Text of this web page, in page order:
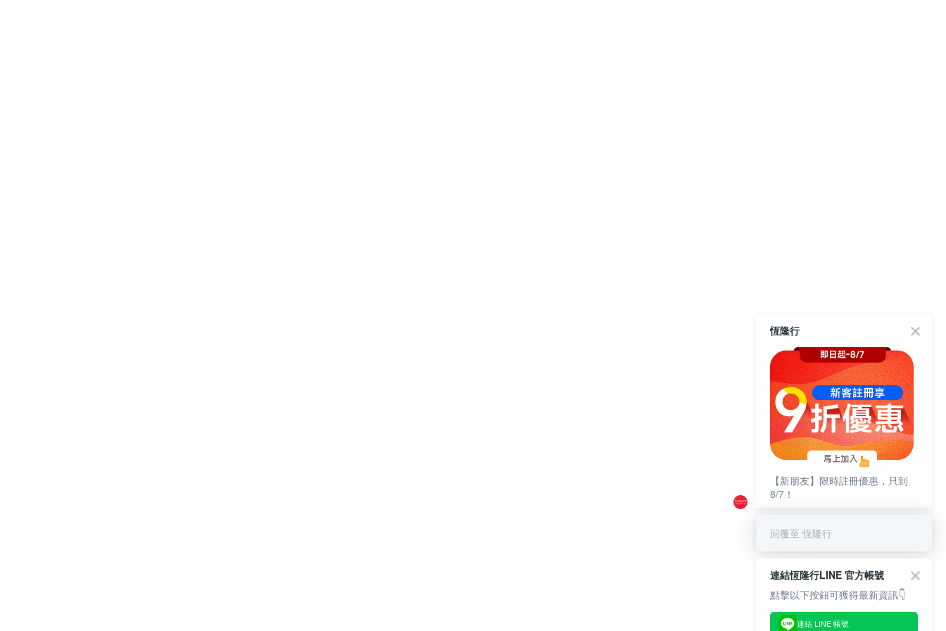
恆隆行
【新朋友】限時註冊優惠，只到
8/7！
回覆至 恆隆行
連結恆隆行LINE 官方帳號
點擊以下按鈕可獲得最新資訊👇
連結 LINE 帳號